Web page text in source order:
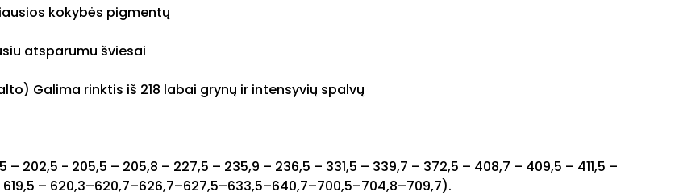
kokybės pigmentų
atsparumu šviesai
Galima rinktis iš 218 labai grynų ir intensyvių spalvų
202,5 ​​- 205,5 – 205,8 – 227,5 – 235,9 – 236,5 – 331,5 – 339,7 – 372,5 – 408,7 – 409,5 – 411,5 –
– 620,3–620,7–626,7–627,5–633,5–640,7–700,5–704,8–709,7).